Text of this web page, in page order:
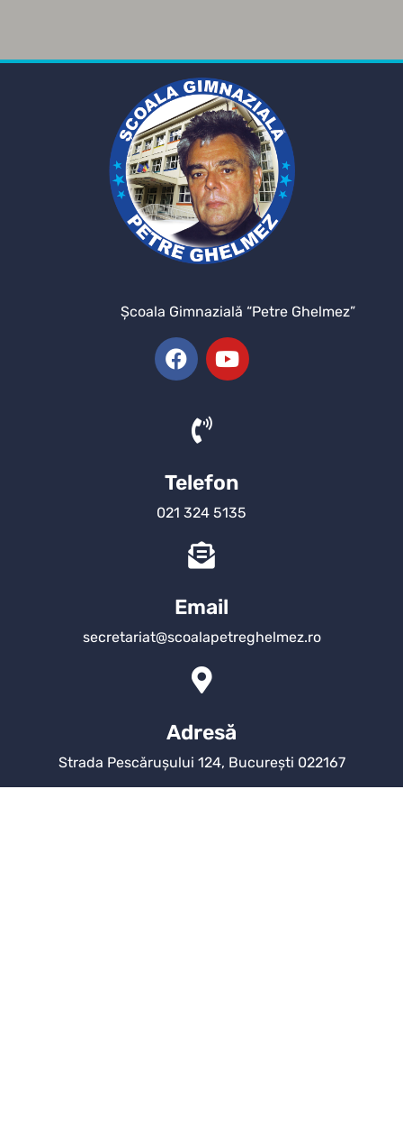
Şcoala Gimnazială “Petre Ghelmez”
Telefon
021 324 5135
Email
secretariat@scoalapetreghelmez.ro
Adresă
Strada Pescărușului 124, București 022167